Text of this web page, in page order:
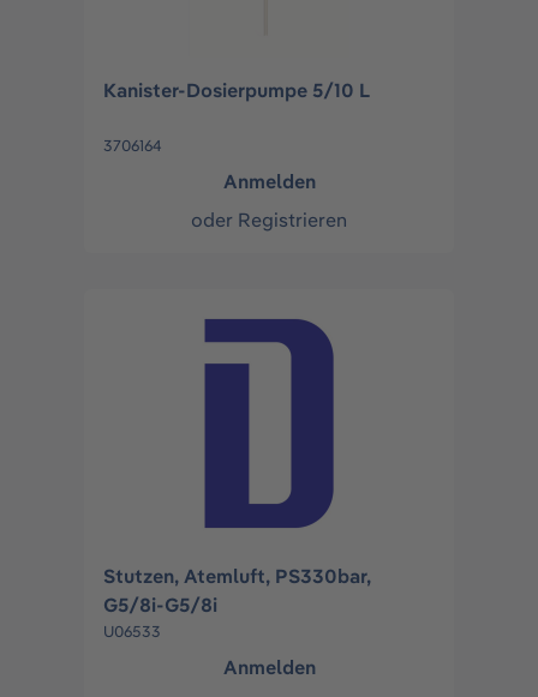
Kanister-Dosierpumpe 5/10 L
3706164
Anmelden
oder Registrieren
Stutzen, Atemluft, PS330bar,
G5/8i-G5/8i
U06533
Anmelden